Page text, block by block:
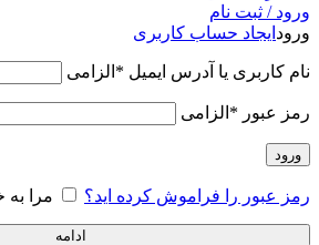
ورود / ثبت نام
ورود ایجاد حساب کاربری
نام کاربری یا آدرس ایمیل * الزامی
رمز عبور * الزامی
ورود
رمز عبور را فراموش کرده اید؟ مرا به
ادامه